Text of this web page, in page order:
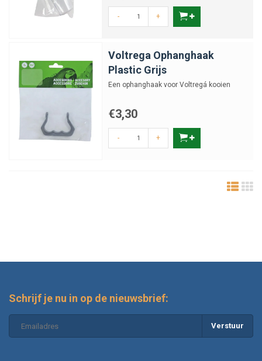
- +
Voltrega Ophanghaak
Plastic Grijs
Een ophanghaak voor Voltregá kooien
€3,30
- +
Schrijf je nu in op de nieuwsbrief:
Verstuur